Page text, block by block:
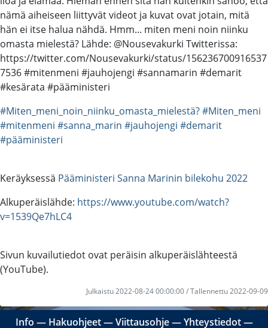
nämä aiheiseen liittyvät videot ja kuvat ovat jotain, mitä
hän ei itse halua nähdä. Hmm... miten meni noin niinku
omasta mielestä? Lähde: @Nousevakurki Twitterissa:
https://twitter.com/Nousevakurki/status/156236700916537
7536 #mitenmeni #jauhojengi #sannamarin #demarit
#kesärata #pääministeri
#Miten_meni_noin_niinku_omasta_mielestä?#Miten_meni
#mitenmeni #sanna_marin #jauhojengi #demarit
#pääministeri
Keräyksessä Pääministeri Sanna Marinin bilekohu 2022
Alkuperäislähde: https://www.youtube.com/watch?
v=1539Qe7hLC4
Sivun kuvailutiedot ovat peräisin alkuperäislähteestä
(YouTube).
Julkaistu 2022-08-24 00:00:00 / Tallennettu 2022-09-09
Info ― Hakuohjeet―Viittausohje―Yhteystiedot―